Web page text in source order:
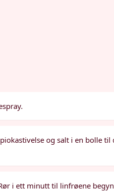
og salt i en bolle til
i ett minutt til linfrøene